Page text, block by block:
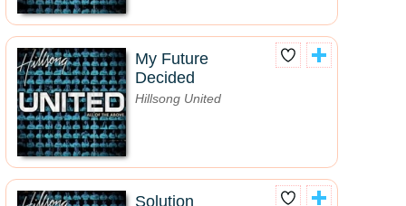
My Future
Decided
Hillsong United
Solution